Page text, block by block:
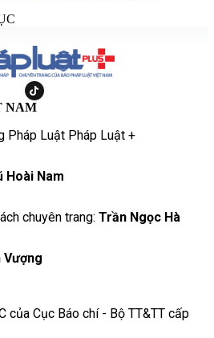
NAM
Pháp Luật Pháp Luật +
Hoài Nam
chuyên trang: Trần Ngọc Hà
Vượng
của Cục Báo chí - Bộ TT&TT cấp